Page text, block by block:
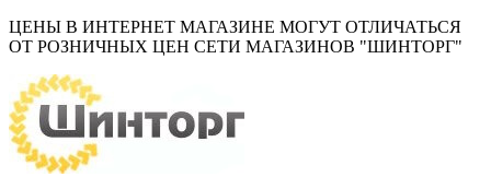
ЦЕНЫ В ИНТЕРНЕТ МАГАЗИНЕ МОГУТ ОТЛИЧАТЬСЯ
ОТ РОЗНИЧНЫХ ЦЕН СЕТИ МАГАЗИНОВ "ШИНТОРГ"